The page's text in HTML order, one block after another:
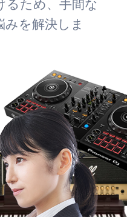
るため、手間な
を解決しま